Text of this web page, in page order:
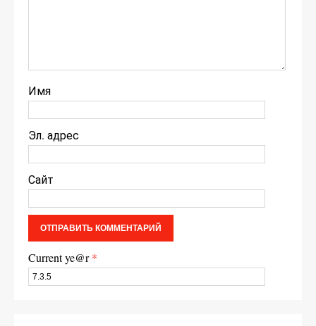
Имя
Эл. адрес
Сайт
Current ye@r*